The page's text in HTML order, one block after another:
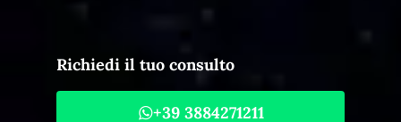
Richiedi il tuo consulto
+39 3884271211